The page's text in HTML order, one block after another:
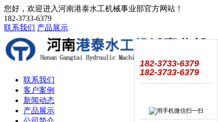
您好，欢迎进入河南港泰水工机械事业部官方网站！
182-3733-6379
联系我们 产品展示
联系我们
客户案例
新闻动态
产品展示
182-3733-6379
182-3733-6379